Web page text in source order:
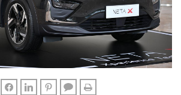
TWITTERFACEBOOKLINKEDINPINTERESTCOMMENTS